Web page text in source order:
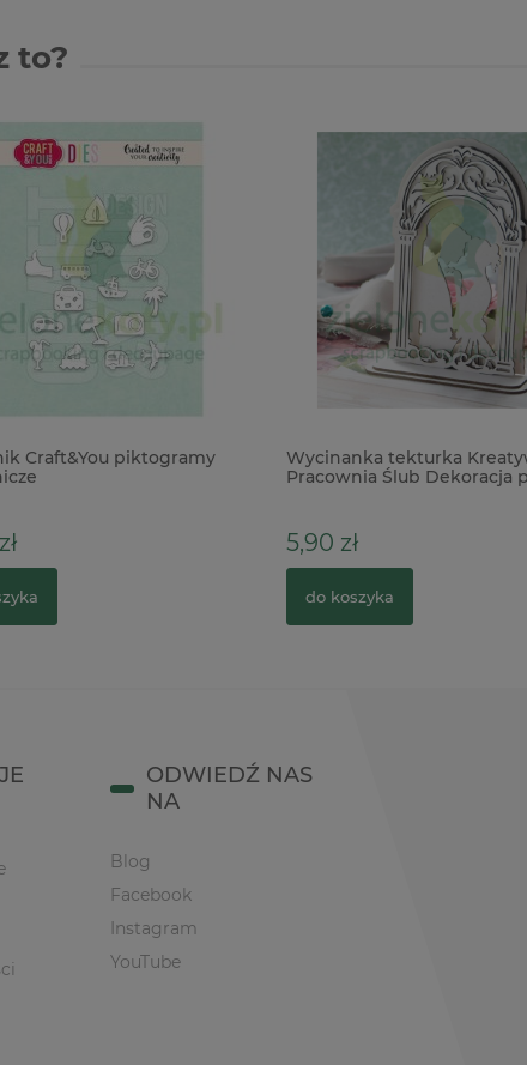
to?
Craft&You piktogramy
Wycinanka tekturka
Pracownia Ślub Dekoracja
5,90 zł
do koszyka
ODWIEDŹ NAS
NA
Blog
Facebook
Instagram
YouTube